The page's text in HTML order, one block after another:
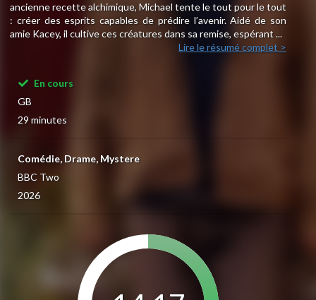
ancienne recette alchimique, Michael tente le tout pour le tout
: créer des esprits capables de prédire l’avenir. Aidé de son
amie Kacey, il cultive ces créatures dans sa remise, espérant ...
Lire le résumé complet >
En cours
GB
29 minutes
Comédie, Drame, Mystere
BBC Two
2026